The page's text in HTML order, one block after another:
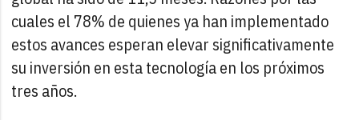
cuales el 78% de quienes ya han implementado
estos avances esperan elevar significativamente
su inversión en esta tecnología en los próximos
tres años.